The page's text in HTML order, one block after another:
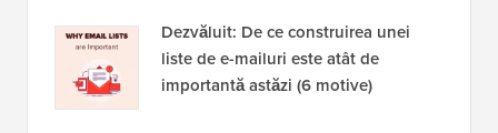
Dezvăluit: De ce construirea unei
liste de e-mailuri este atât de
importantă astăzi (6 motive)